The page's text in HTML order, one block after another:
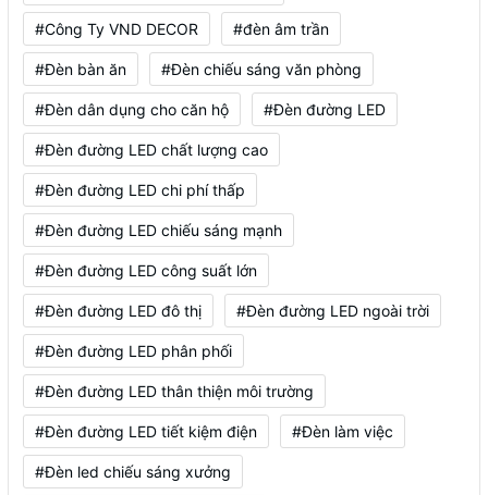
#Công Ty VND DECOR #đèn âm trần
#Đèn bàn ăn #Đèn chiếu sáng văn phòng
#Đèn dân dụng cho căn hộ #Đèn đường LED
#Đèn đường LED chất lượng cao
#Đèn đường LED chi phí thấp
#Đèn đường LED chiếu sáng mạnh
#Đèn đường LED công suất lớn
#Đèn đường LED đô thị #Đèn đường LED ngoài trời
#Đèn đường LED phân phối
#Đèn đường LED thân thiện môi trường
#Đèn đường LED tiết kiệm điện #Đèn làm việc
#Đèn led chiếu sáng xưởng